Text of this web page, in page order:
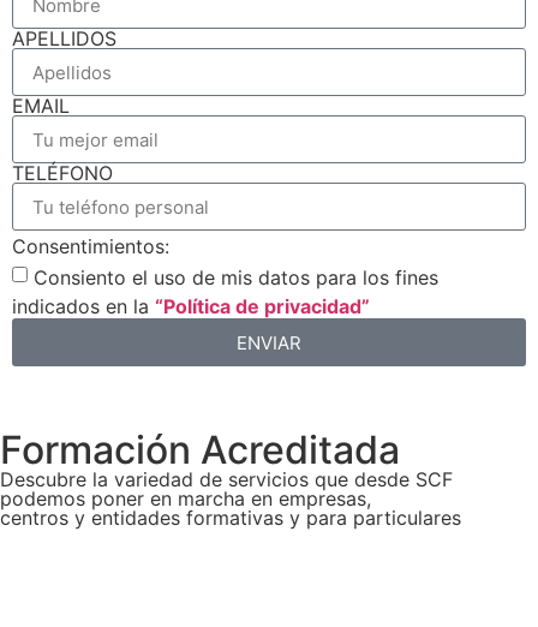
APELLIDOS
EMAIL
TELÉFONO
Consentimientos:
Consiento el uso de mis datos para los fines
indicados en la “Política de privacidad”
ENVIAR
Formación Acreditada
Descubre la variedad de servicios que desde SCF
podemos poner en marcha en empresas,
centros y entidades formativas y para particulares